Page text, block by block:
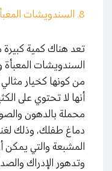
8. السندويشات المعبأة
تعد هناك كمية كبيرة
السندويشات المعبأة
من كونها كخيار
أنها لا تحتوي على
محملة بالدهون
دماغ طفلك، وذلك
المشبعة والتي يمكن
وتدهور الإدراك